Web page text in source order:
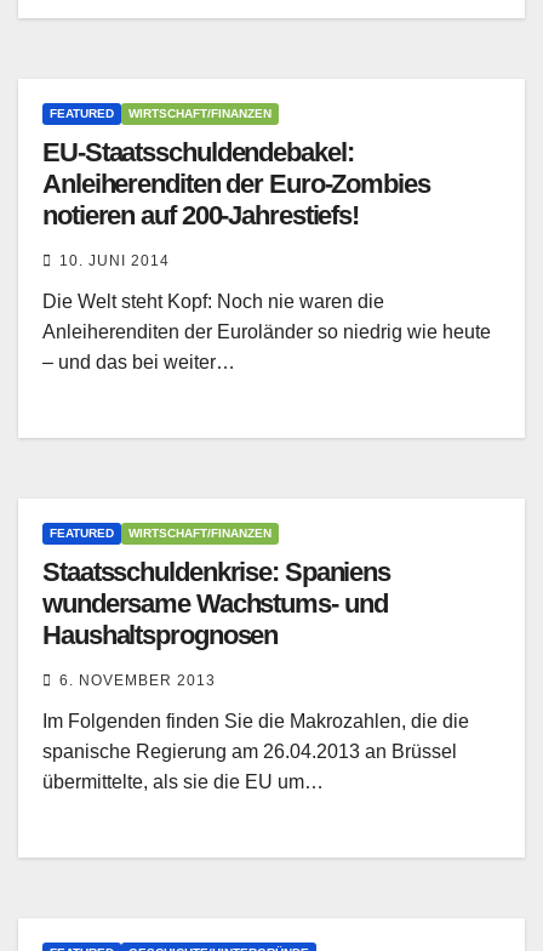
FEATURED WIRTSCHAFT/FINANZEN
EU-Staatsschuldendebakel:
Anleiherenditen der Euro-Zombies
notieren auf 200-Jahrestiefs!
10. JUNI 2014
Die Welt steht Kopf: Noch nie waren die
Anleiherenditen der Euroländer so niedrig wie heute
– und das bei weiter…
FEATURED WIRTSCHAFT/FINANZEN
Staatsschuldenkrise: Spaniens
wundersame Wachstums- und
Haushaltsprognosen
6. NOVEMBER 2013
Im Folgenden finden Sie die Makrozahlen, die die
spanische Regierung am 26.04.2013 an Brüssel
übermittelte, als sie die EU um…